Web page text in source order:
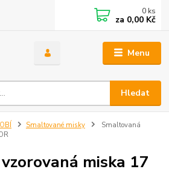
Menu
Hledat
0 ks
za 0,00 Kč
Smaltované misky
Smaltovaná
miska 17